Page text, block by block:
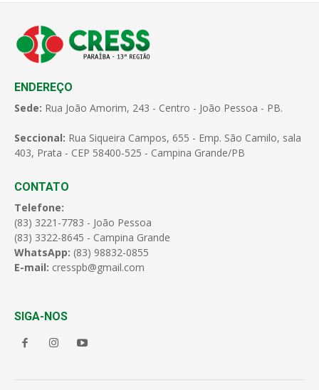
ENDEREÇO
Sede: Rua João Amorim, 243 - Centro - João Pessoa - PB.
Seccional: Rua Siqueira Campos, 655 - Emp. São Camilo, sala
403, Prata - CEP 58400-525 - Campina Grande/PB
CONTATO
Telefone:
(83) 3221-7783 - João Pessoa
(83) 3322-8645 - Campina Grande
WhatsApp: (83) 98832-0855
E-mail: cresspb@gmail.com
SIGA-NOS